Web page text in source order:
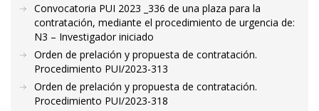
Convocatoria PUI 2023 _336 de una plaza para la
contratación, mediante el procedimiento de urgencia de:
N3 – Investigador iniciado
Orden de prelación y propuesta de contratación.
Procedimiento PUI/2023-313
Orden de prelación y propuesta de contratación.
Procedimiento PUI/2023-318